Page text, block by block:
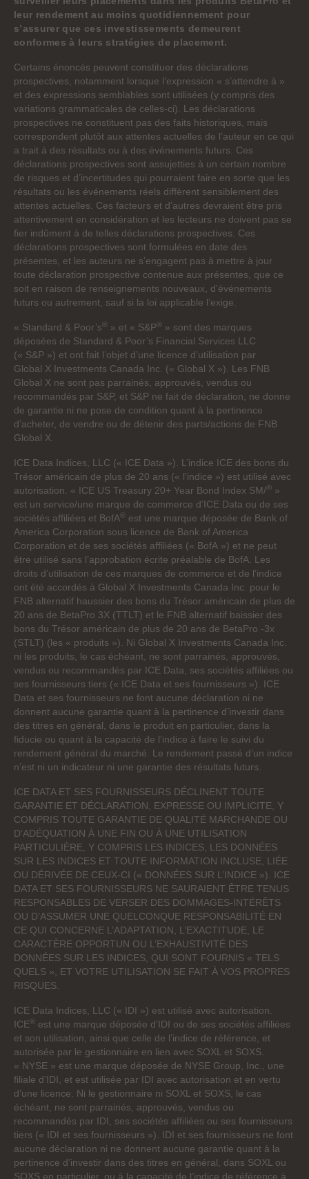
leur rendement au moins quotidiennement pour
s’assurer que ces investissements demeurent
conformes à leurs stratégies de placement.
Certains énoncés peuvent constituer des déclarations
prospectives, notamment lorsque l’expression « s’attendre à »
et des expressions semblables sont utilisées (y compris des
variations grammaticales de celles-ci). Les déclarations
prospectives ne constituent pas des faits historiques, mais
correspondent plutôt aux attentes actuelles de l’auteur en ce qui
a trait à des résultats ou à des événements futurs. Ces
déclarations prospectives sont assujetties à un certain nombre
de risques et d’incertitudes qui pourraient faire en sorte que les
résultats ou les événements réels diffèrent sensiblement des
attentes actuelles. Ces facteurs et d’autres devraient être pris
attentivement en considération et les lecteurs ne doivent pas se
fier indûment à de telles déclarations prospectives. Ces
déclarations prospectives sont formulées en date des
présentes, et les auteurs ne s’engagent pas à mettre à jour
toute déclaration prospective contenue aux présentes, que ce
soit en raison de renseignements nouveaux, d’événements
futurs ou autrement, sauf si la loi applicable l’exige.
« Standard & Poor’s® » et « S&P® » sont des marques
déposées de Standard & Poor’s Financial Services LLC
(« S&P ») et ont fait l’objet d’une licence d’utilisation par
Global X Investments Canada Inc. (« Global X »). Les FNB
Global X ne sont pas parrainés, approuvés, vendus ou
recommandés par S&P, et S&P ne fait de déclaration, ne donne
de garantie ni ne pose de condition quant à la pertinence
d’acheter, de vendre ou de détenir des parts/actions de FNB
Global X.
ICE Data Indices, LLC (« ICE Data »). L’indice ICE des bons du
Trésor américain de plus de 20 ans (« l’indice ») est utilisé avec
autorisation. « ICE US Treasury 20+ Year Bond Index SM/® »
est un service/une marque de commerce d’ICE Data ou de ses
sociétés affiliées et BofA® est une marque déposée de Bank of
America Corporation sous licence de Bank of America
Corporation et de ses sociétés affiliées (« BofA ») et ne peut
être utilisé sans l’approbation écrite préalable de BofA. Les
droits d’utilisation de ces marques de commerce et de l’indice
ont été accordés à Global X Investments Canada Inc. pour le
FNB alternatif haussier des bons du Trésor américain de plus de
20 ans de BetaPro 3X (TTLT) et le FNB alternatif baissier des
bons du Trésor américain de plus de 20 ans de BetaPro -3x
(STLT) (les « produits »). Ni Global X Investments Canada Inc.
ni les produits, le cas échéant, ne sont parrainés, approuvés,
vendus ou recommandés par ICE Data, ses sociétés affiliées ou
ses fournisseurs tiers (« ICE Data et ses fournisseurs »). ICE
Data et ses fournisseurs ne font aucune déclaration ni ne
donnent aucune garantie quant à la pertinence d’investir dans
des titres en général, dans le produit en particulier, dans la
fiducie ou quant à la capacité de l’indice à faire le suivi du
rendement général du marché. Le rendement passé d’un indice
n’est ni un indicateur ni une garantie des résultats futurs.
ICE DATA ET SES FOURNISSEURS DÉCLINENT TOUTE
GARANTIE ET DÉCLARATION, EXPRESSE OU IMPLICITE, Y
COMPRIS TOUTE GARANTIE DE QUALITÉ MARCHANDE OU
D’ADÉQUATION À UNE FIN OU À UNE UTILISATION
PARTICULIÈRE, Y COMPRIS LES INDICES, LES DONNÉES
SUR LES INDICES ET TOUTE INFORMATION INCLUSE, LIÉE
OU DÉRIVÉE DE CEUX-CI (« DONNÉES SUR L’INDICE »). ICE
DATA ET SES FOURNISSEURS NE SAURAIENT ÊTRE TENUS
RESPONSABLES DE VERSER DES DOMMAGES-INTÉRÊTS
OU D’ASSUMER UNE QUELCONQUE RESPONSABILITÉ EN
CE QUI CONCERNE L’ADAPTATION, L’EXACTITUDE, LE
CARACTÈRE OPPORTUN OU L’EXHAUSTIVITÉ DES
DONNÉES SUR LES INDICES, QUI SONT FOURNIS « TELS
QUELS », ET VOTRE UTILISATION SE FAIT À VOS PROPRES
RISQUES.
ICE Data Indices, LLC (« IDI ») est utilisé avec autorisation.
ICE® est une marque déposée d’IDI ou de ses sociétés affiliées
et son utilisation, ainsi que celle de l’indice de référence, et
autorisée par le gestionnaire en lien avec SOXL et SOXS.
« NYSE » est une marque déposée de NYSE Group, Inc., une
filiale d’IDI, et est utilisée par IDI avec autorisation et en vertu
d’une licence. Ni le gestionnaire ni SOXL et SOXS, le cas
échéant, ne sont parrainés, approuvés, vendus ou
recommandés par IDI, ses sociétés affiliées ou ses fournisseurs
tiers (« IDI et ses fournisseurs »). IDI et ses fournisseurs ne font
aucune déclaration ni ne donnent aucune garantie quant à la
pertinence d’investir dans des titres en général, dans SOXL ou
SOXS en particulier, ou à la capacité de l’indice de référence à